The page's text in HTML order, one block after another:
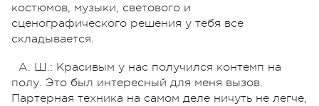
костюмов, музыки, светового и
сценографического решения у тебя все
складывается.
А. Ш.: Красивым у нас получился контемп на
полу. Это был интересный для меня вызов.
Партерная техника на самом деле ничуть не легче,